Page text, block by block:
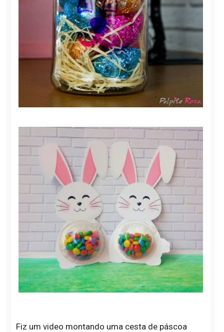
Fiz um video montando uma cesta de páscoa